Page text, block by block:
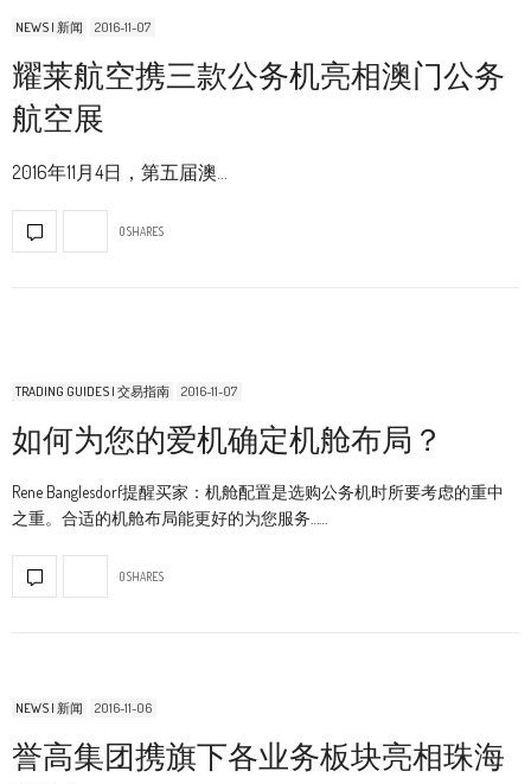
NEWS | 新闻 2016-11-07
耀莱航空携三款公务机亮相澳门公务
航空展
2016年11月4日，第五届澳…
0 SHARES
TRADING GUIDES | 交易指南 2016-11-07
如何为您的爱机确定机舱布局？
Rene Banglesdorf提醒买家：机舱配置是选购公务机时所要考虑的重中
之重。合适的机舱布局能更好的为您服务……
0 SHARES
NEWS | 新闻 2016-11-06
誉高集团携旗下各业务板块亮相珠海